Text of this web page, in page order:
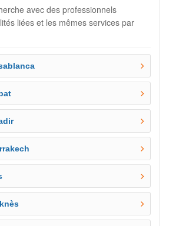
avec des professionnels
liées et les mêmes services par